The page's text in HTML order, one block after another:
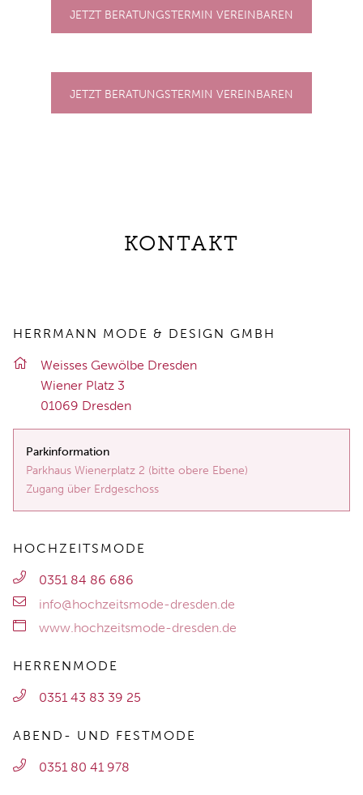
JETZT BERATUNGSTERMIN VEREINBAREN
JETZT BERATUNGSTERMIN VEREINBAREN
KONTAKT
HERRMANN MODE & DESIGN GMBH
Weis­ses Ge­wöl­be Dres­den
Wie­ner Platz 3
01069 Dres­den
Parkinformation
Parkhaus Wienerplatz 2 (bitte obere Ebene)
Zugang über Erdgeschoss
HOCHZEITSMODE
0351 84 86 686
info@hochzeitsmode-dresden.de
www.hochzeitsmode-dresden.de
HERRENMODE
0351 43 83 39 25
ABEND- UND FESTMODE
0351 80 41 978